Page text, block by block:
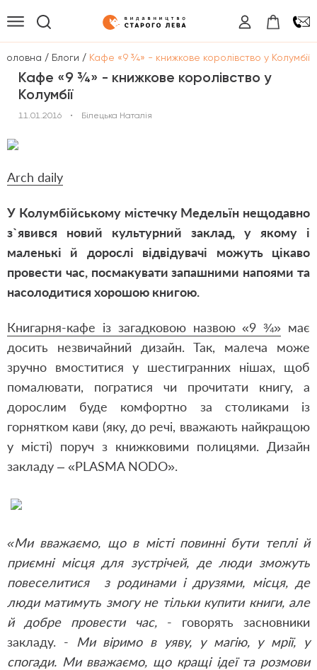
Головна / Блоги / Кафе «9 ¾» - книжкове королівство у Колумбії
Кафе «9 ¾» - книжкове королівство у
Колумбії
11.01.2016 • Білецька Наталія
Arch daily
У Колумбійському містечку Медельїн нещодавно
з`явився новий культурний заклад, у якому і
маленькі й дорослі відвідувачі можуть цікаво
провести час, посмакувати запашними напоями та
насолодитися хорошою книгою.
Книгарня-кафе із загадковою назвою «9 ¾» має
досить незвичайний дизайн. Так, малеча може
зручно вмоститися у шестигранних нішах, щоб
помалювати, погратися чи прочитати книгу, а
дорослим буде комфортно за столиками із
горнятком кави (яку, до речі, вважають найкращою
у місті) поруч з книжковими полицями. Дизайн
закладу – «PLASMA NODO».
«Ми вважаємо, що в місті повинні бути теплі й
приємні місця для зустрічей, де люди зможуть
повеселитися з родинами і друзями, місця, де
люди матимуть змогу не тільки купити книги, але
й добре провести час, - говорять засновники
закладу. -
Ми віримо в уяву, у магію, у мрії, у
спогади. Ми вважаємо, що кращі ідеї та розмови